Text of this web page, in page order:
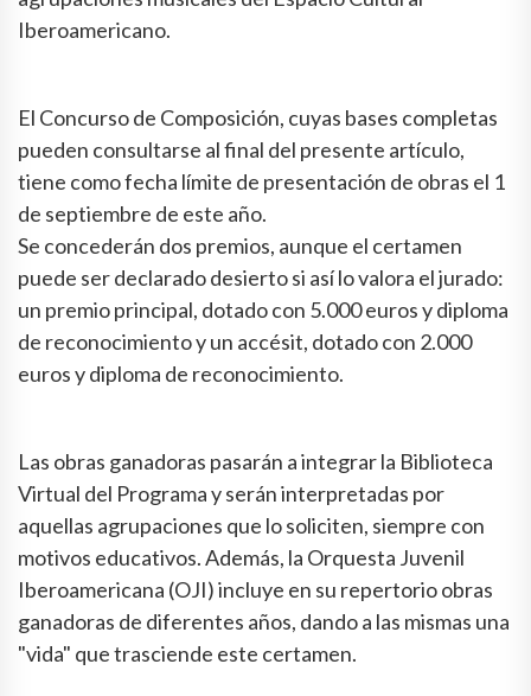
Iberoamericano.
El Concurso de Composición, cuyas bases completas
pueden consultarse al final del presente artículo,
tiene como fecha límite de presentación de obras el 1
de septiembre de este año.
Se concederán dos premios, aunque el certamen
puede ser declarado desierto si así lo valora el jurado:
un premio principal, dotado con 5.000 euros y diploma
de reconocimiento y un accésit, dotado con 2.000
euros y diploma de reconocimiento.
Las obras ganadoras pasarán a integrar la Biblioteca
Virtual del Programa y serán interpretadas por
aquellas agrupaciones que lo soliciten, siempre con
motivos educativos. Además, la Orquesta Juvenil
Iberoamericana (OJI) incluye en su repertorio obras
ganadoras de diferentes años, dando a las mismas una
"vida" que trasciende este certamen.